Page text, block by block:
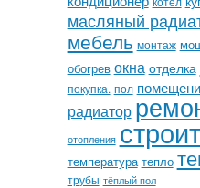
масляный
мебель монтаж
обогрев окна отделка
покупка. пол
радиатор
отопления
температура тепло
трубы тёплый пол